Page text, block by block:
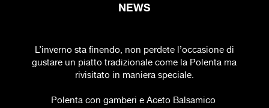
NEWS
L’inverno sta finendo, non perdete l’occasione di
gustare un piatto tradizionale come la Polenta ma
rivisitato in maniera speciale.
Polenta con gamberi e Aceto Balsamico